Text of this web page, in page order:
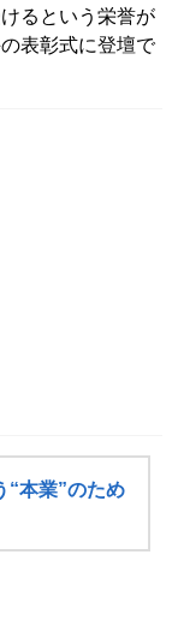
るという栄誉が
表彰式に登壇で
“本業”のため